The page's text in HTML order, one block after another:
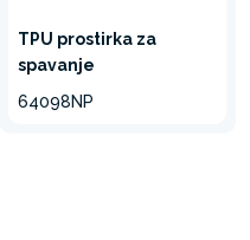
TPU prostirka za
spavanje
64098NP